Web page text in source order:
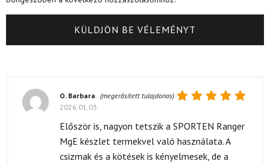
5/ 5
O. Barbara (megerősített tulajdonos)
2026.01.03.
Először is, nagyon tetszik a SPORTEN Ranger
MgE készlet termekvel való használata. A
csizmak és a kötések is kényelmesek, de a